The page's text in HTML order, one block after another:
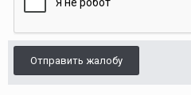
Отправить жалобу